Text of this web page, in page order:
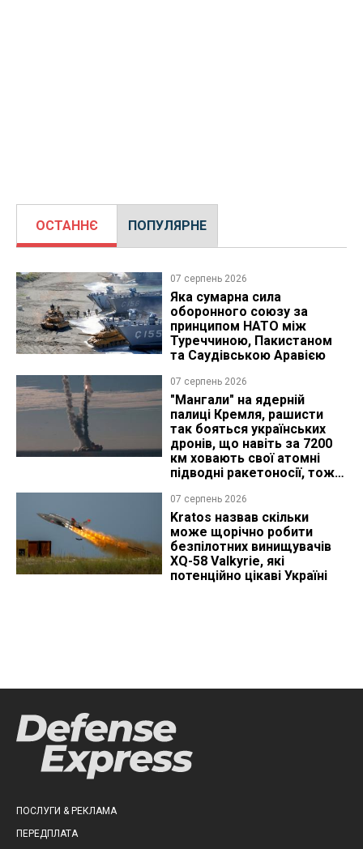
ОСТАННЄ ПОПУЛЯРНЕ
07 серпень 2026
Яка сумарна сила
оборонного союзу за
принципом НАТО між
Туреччиною, Пакистаном
та Саудівською Аравією
07 серпень 2026
"Мангали" на ядерній
палиці Кремля, рашисти
так бояться українських
дронів, що навіть за 7200
км ховають свої атомні
підводні ракетоносії, тож
07 серпень 2026
Kratos назвав скільки
може щорічно робити
безпілотних винищувачів
XQ-58 Valkyrie, які
потенційно цікаві Україні
ПОСЛУГИ & РЕКЛАМА
ПЕРЕДПЛАТА